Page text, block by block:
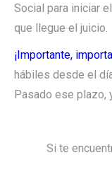
Social para iniciar
que llegue el juicio.
¡Importante,
hábiles desde el
Pasado ese plazo,
Si te